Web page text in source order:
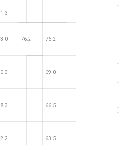
76.2 76.2
69.8
66.5
63.5